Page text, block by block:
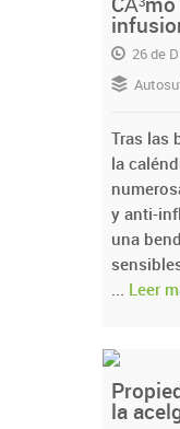
26 de
Tras las
la
y anti-
una
... Leer
la